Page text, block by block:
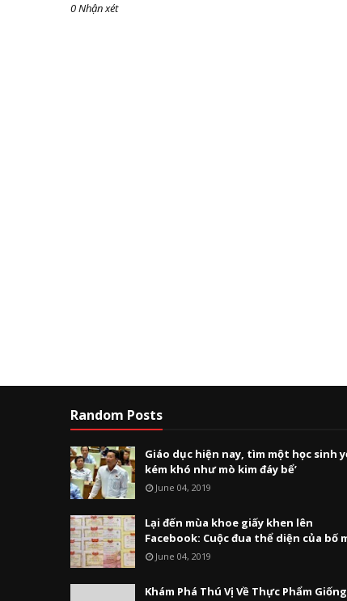
0 Nhận xét
Random Posts
Giáo dục hiện nay, tìm một học sinh
kém khó như mò kim đáy bể’
June 04, 2019
Lại đến mùa khoe giấy khen lên
Facebook: Cuộc đua thể diện của bố
June 04, 2019
Khám Phá Thú Vị Về Thực Phẩm